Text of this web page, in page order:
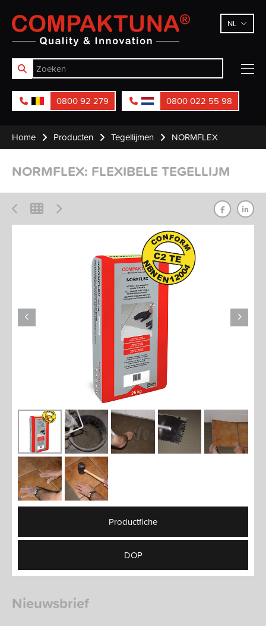
Compaktuna NL
0800 92 279 0800 022 55 98
Home Producten Tegellijmen NORMFLEX
NORMFLEX: FLEXIBELE TEGELLIJM
Productfiche
DOP
Nieuwsbrief